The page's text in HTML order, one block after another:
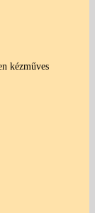
kézműves